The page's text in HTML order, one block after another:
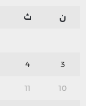
ن ث
3
4
10
11